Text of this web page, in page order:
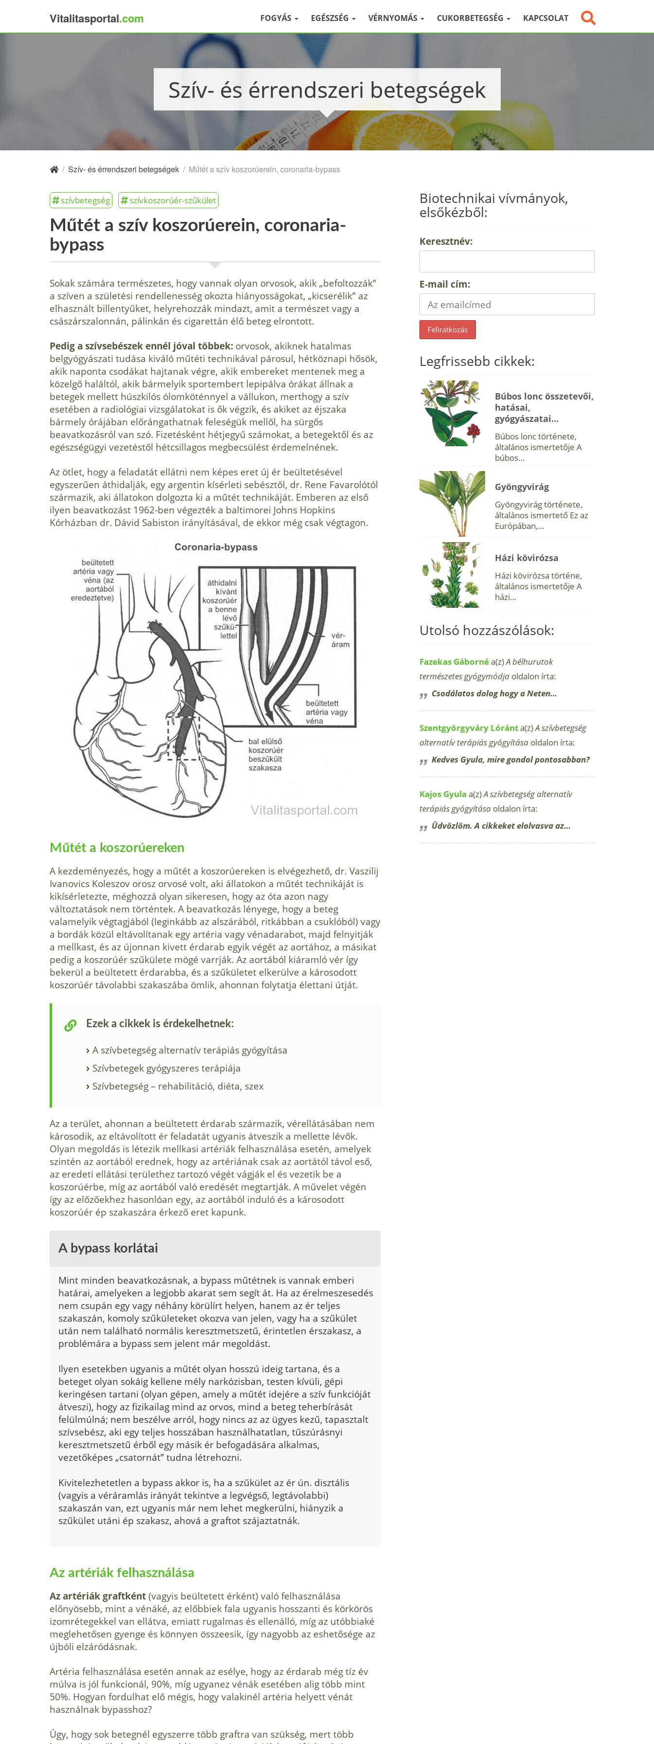
Vitalitasportal.com FOGYÁS EGÉSZSÉG VÉRNYOMÁS CUKORBETEGSÉG KAPCSOLAT
Szív- és érrendszeri betegségek
/ Szív- és érrendszeri betegségek / Műtét a szív koszorúerein, coronaria-bypass
szívbetegség szívkoszorúér-szűkület
Műtét a szív koszorúerein, coronaria-
bypass
Sokak számára természetes, hogy vannak olyan orvosok, akik „befoltozzák”
a szíven a születési rendellenesség okozta hiányosságokat, „kicserélik” az
elhasznált billentyűket, helyrehozzák mindazt, amit a természet vagy a
császárszalonnán, pálinkán és cigarettán élő beteg elrontott.
Pedig a szívsebészek ennél jóval többek: orvosok, akiknek hatalmas
belgyógyászati tudása kiváló műtéti technikával párosul, hétköznapi hősök,
akik naponta csodákat hajtanak végre, akik embereket mentenek meg a
közelgő haláltól, akik bármelyik sportembert lepipálva órákat állnak a
betegek mellett húszkilós ólomköténnyel a vállukon, merthogy a szív
esetében a radiológiai vizsgálatokat is ők végzik, és akiket az éjszaka
bármely órájában előrángathatnak feleségük mellől, ha sürgős
beavatkozásról van szó. Fizetésként hétjegyű számokat, a betegektől és az
egészségügyi vezetéstől hétcsillagos megbecsülést érdemelnének.
Az ötlet, hogy a feladatát ellátni nem képes eret új ér beültetésével
egyszerűen áthidalják, egy argentin kísérleti sebésztől, dr. Rene Favarolótól
származik, aki állatokon dolgozta ki a műtét technikáját. Emberen az első
ilyen beavatkozást 1962-ben végezték a baltimorei Johns Hopkins
Kórházban dr. Dávid Sabiston irányításával, de ekkor még csak végtagon.
Műtét a koszorúereken
A kezdeményezés, hogy a műtét a koszorúereken is elvégezhető, dr. Vaszilij
Ivanovics Koleszov orosz orvosé volt, aki állatokon a műtét technikáját is
kikísérletezte, méghozzá olyan sikeresen, hogy az óta azon nagy
változtatások nem történtek. A beavatkozás lényege, hogy a beteg
valamelyik végtagjából (leginkább az alszárából, ritkábban a csuklóból) vagy
a bordák közül eltávolítanak egy artéria vagy vénadarabot, majd felnyitják
a mellkast, és az újonnan kivett érdarab egyik végét az aortához, a másikat
pedig a koszorúér szűkülete mögé varrják. Az aortából kiáramló vér így
bekerül a beültetett érdarabba, és a szűkületet elkerülve a károsodott
koszorúér távolabbi szakaszába ömlik, ahonnan folytatja élettani útját.
Ezek a cikkek is érdekelhetnek:
A szívbetegség alternatív terápiás gyógyítása
Szívbetegek gyógyszeres terápiája
Szívbetegség – rehabilitáció, diéta, szex
Az a terület, ahonnan a beültetett érdarab származik, vérellátásában nem
károsodik, az eltávolított ér feladatát ugyanis átveszik a mellette lévők.
Olyan megoldás is létezik mellkasi artériák felhasználása esetén, amelyek
szintén az aortából erednek, hogy az artériának csak az aortától távol eső,
az eredeti ellátási területhez tartozó végét vágják el és vezetik be a
koszorúérbe, míg az aortából való eredését megtartják. A művelet végén
így az előzőekhez hasonlóan egy, az aortából induló és a károsodott
koszorúér ép szakaszára érkező eret kapunk.
A bypass korlátai
Mint minden beavatkozásnak, a bypass műtétnek is vannak emberi
határai, amelyeken a legjobb akarat sem segít át. Ha az érelmeszesedés
nem csupán egy vagy néhány körülírt helyen, hanem az ér teljes
szakaszán, komoly szűkületeket okozva van jelen, vagy ha a szűkület
után nem található normális keresztmetszetű, érintetlen érszakasz, a
problémára a bypass sem jelent már megoldást.
Ilyen esetekben ugyanis a műtét olyan hosszú ideig tartana, és a
beteget olyan sokáig kellene mély narkózisban, testen kívüli, gépi
keringésen tartani (olyan gépen, amely a műtét idejére a szív funkcióját
átveszi), hogy az fizikailag mind az orvos, mind a beteg teherbírását
felülmúlná; nem beszélve arról, hogy nincs az az ügyes kezű, tapasztalt
szívsebész, aki egy teljes hosszában használhatatlan, tűszúrásnyi
keresztmetszetű érből egy másik ér befogadására alkalmas,
vezetőképes „csatornát” tudna létrehozni.
Kivitelezhetetlen a bypass akkor is, ha a szűkület az ér ún. disztális
(vagyis a véráramlás irányát tekintve a legvégső, legtávolabbi)
szakaszán van, ezt ugyanis már nem lehet megkerülni, hiányzik a
szűkület utáni ép szakasz, ahová a graftot szájaztatnák.
Az artériák felhasználása
Az artériák graftként(vagyis beültetett érként) való felhasználása
előnyösebb, mint a vénáké, az előbbiek fala ugyanis hosszanti és körkörös
izomrétegekkel van ellátva, emiatt rugalmas és ellenálló, míg az utóbbiaké
meglehetősen gyenge és könnyen összeesik, így nagyobb az eshetősége az
újbóli elzáródásnak.
Artéria felhasználása esetén annak az esélye, hogy az érdarab még tíz év
múlva is jól funkcionál, 90%, míg ugyanez vénák esetében alig több mint
50%. Hogyan fordulhat elő mégis, hogy valakinél artéria helyett vénát
használnak bypasshoz?
Úgy, hogy sok betegnél egyszerre több graftra van szükség, mert több
Biotechnikai vívmányok,
elsőkézből:
Keresztnév:
E-mail cím:
Legfrissebb cikkek:
Búbos lonc összetevői,
hatásai,
gyógyászatai…
Búbos lonc története,
általános ismertetője A
búbos…
Gyöngyvirág
Gyöngyvirág története,
általános ismertető Ez az
Európában,…
Házi kövirózsa
Házi kövirózsa történe,
általános ismertetője A
házi…
Utolsó hozzászólások:
Fazekas Gábornéa(z)A bélhurutok
természetes gyógymódja oldalon írta:
Csodálatos dolog hogy a Neten…
Szentgyörgyváry Lóránta(z)A szívbetegség
alternatív terápiás gyógyítása oldalon írta:
Kedves Gyula, mire gondol pontosabban?
Kajos Gyula a(z)A szívbetegség alternatív
terápiás gyógyítása oldalon írta:
Üdvözlöm. A cikkeket elolvasva az…
×